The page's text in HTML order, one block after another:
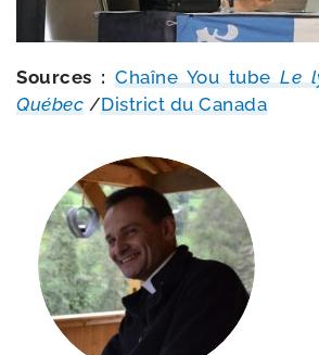
Sources : Chaîne You tubeLe
Québec /​District du Canada